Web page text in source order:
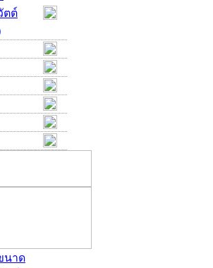
ตต์
นาด